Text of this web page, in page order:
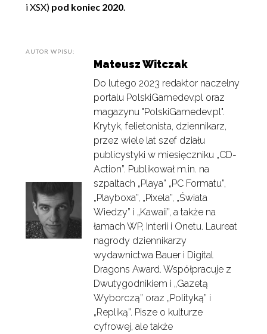
i XSX) pod koniec 2020.
AUTOR WPISU:
Mateusz Witczak
Do lutego 2023 redaktor naczelny
portalu PolskiGamedev.pl oraz
magazynu "PolskiGamedev.pl".
Krytyk, felietonista, dziennikarz,
przez wiele lat szef działu
publicystyki w miesięczniku „CD-
Action”. Publikował m.in. na
szpaltach „Playa” „PC Formatu”,
„Playboxa”, „Pixela”, „Świata
Wiedzy” i „Kawaii”, a także na
łamach WP, Interii i Onetu. Laureat
nagrody dziennikarzy
wydawnictwa Bauer i Digital
Dragons Award. Współpracuje z
Dwutygodnikiem i „Gazetą
Wyborczą” oraz „Polityką” i
„Repliką”. Pisze o kulturze
cyfrowej, ale także